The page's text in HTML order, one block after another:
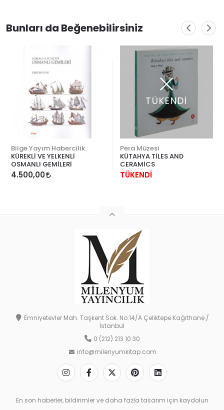
Bunları da Beğenebilirsiniz
Bilge Yayım Habercilik
KÜREKLİ VE YELKENLİ
OSMANLI GEMİLERİ
4.500,00
TÜKENDİ
Pera Müzesi
KÜTAHYA TİLES AND
CERAMİCS
TÜKENDİ
Emniyetevler Mah. Taşkent Sok. No:14/A Çeliktepe Kağıthane /
İstanbul
0 (212) 213 10 30
info@milenyumkitap.com
En son haberler, bildirimler ve daha fazla tasarım için kaydolun